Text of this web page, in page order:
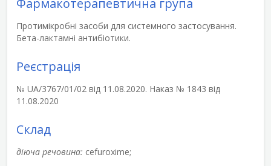
Фармакотерапевтична група
Протимікробні засоби для системного застосування.
Бета-лактамні антибіотики.
Реєстрація
№ UA/3767/01/02 від 11.08.2020. Наказ № 1843 від
11.08.2020
Склад
діюча речовина: cefuroxime;